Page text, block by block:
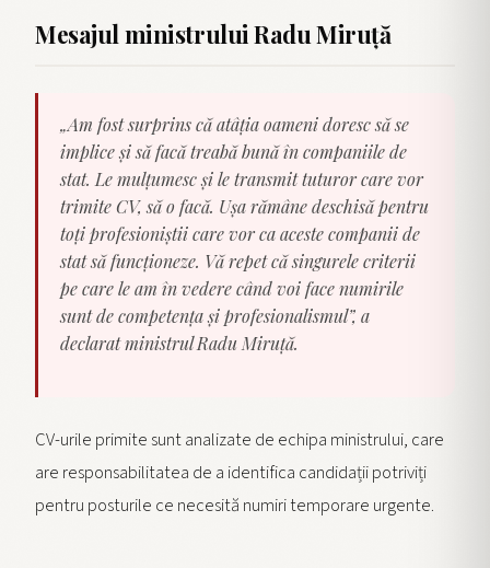
Mesajul ministrului Radu Miruță
„Am fost surprins că atâția oameni doresc să se
implice și să facă treabă bună în companiile de
stat. Le mulțumesc și le transmit tuturor care vor
trimite CV, să o facă. Ușa rămâne deschisă pentru
toți profesioniștii care vor ca aceste companii de
stat să funcționeze. Vă repet că singurele criterii
pe care le am în vedere când voi face numirile
sunt de competența și profesionalismul”, a
declarat ministrul Radu Miruță.
CV-urile primite sunt analizate de echipa ministrului, care
are responsabilitatea de a identifica candidații potriviți
pentru posturile ce necesită numiri temporare urgente.